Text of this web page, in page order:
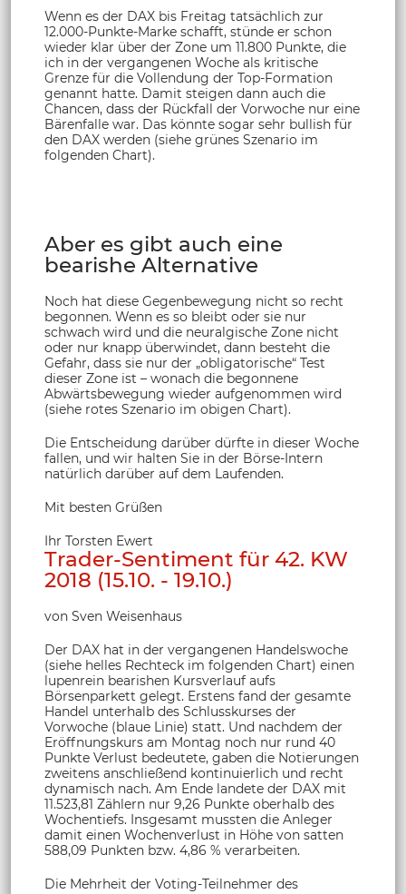
Wenn es der DAX bis Freitag tatsächlich zur
12.000-Punkte-Marke schafft, stünde er schon
wieder klar über der Zone um 11.800 Punkte, die
ich in der vergangenen Woche als kritische
Grenze für die Vollendung der Top-Formation
genannt hatte. Damit steigen dann auch die
Chancen, dass der Rückfall der Vorwoche nur eine
Bärenfalle war. Das könnte sogar sehr bullish für
den DAX werden (siehe grünes Szenario im
folgenden Chart).
Aber es gibt auch eine
bearishe Alternative
Noch hat diese Gegenbewegung nicht so recht
begonnen. Wenn es so bleibt oder sie nur
schwach wird und die neuralgische Zone nicht
oder nur knapp überwindet, dann besteht die
Gefahr, dass sie nur der „obligatorische“ Test
dieser Zone ist – wonach die begonnene
Abwärtsbewegung wieder aufgenommen wird
(siehe rotes Szenario im obigen Chart).
Die Entscheidung darüber dürfte in dieser Woche
fallen, und wir halten Sie in der Börse-Intern
natürlich darüber auf dem Laufenden.
Mit besten Grüßen
Ihr Torsten Ewert
Trader-Sentiment für 42. KW
2018 (15.10. - 19.10.)
von Sven Weisenhaus
Der DAX hat in der vergangenen Handelswoche
(siehe helles Rechteck im folgenden Chart) einen
lupenrein bearishen Kursverlauf aufs
Börsenparkett gelegt. Erstens fand der gesamte
Handel unterhalb des Schlusskurses der
Vorwoche (blaue Linie) statt. Und nachdem der
Eröffnungskurs am Montag noch nur rund 40
Punkte Verlust bedeutete, gaben die Notierungen
zweitens anschließend kontinuierlich und recht
dynamisch nach. Am Ende landete der DAX mit
11.523,81 Zählern nur 9,26 Punkte oberhalb des
Wochentiefs. Insgesamt mussten die Anleger
damit einen Wochenverlust in Höhe von satten
588,09 Punkten bzw. 4,86 % verarbeiten.
Die Mehrheit der Voting-Teilnehmer des